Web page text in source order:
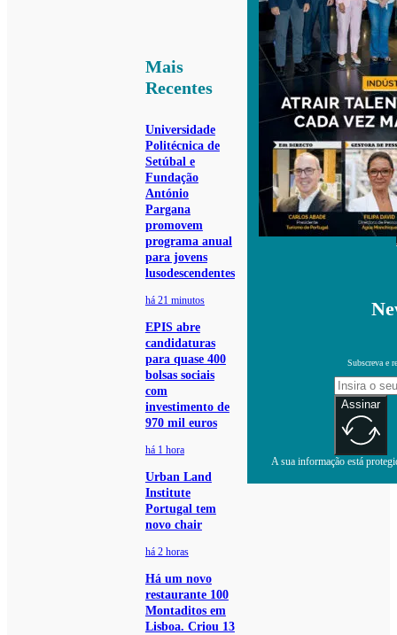
Mais
Recentes
Universidade
Politécnica de
Setúbal e
Fundação
António
Pargana
promovem
programa anual
para jovens
lusodescendentes
há 21 minutos
EPIS abre
candidaturas
para quase 400
bolsas sociais
com
investimento de
970 mil euros
há 1 hora
Urban Land
Institute
Portugal tem
novo chair
há 2 horas
Há um novo
restaurante 100
Montaditos em
Lisboa. Criou 13
Subscreva e
Assinar
A sua informação está